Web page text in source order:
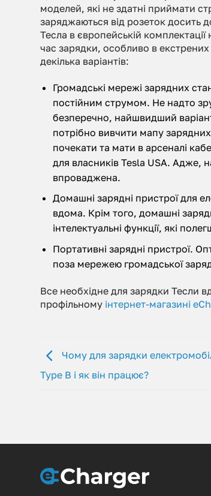
моделей, які не здатні приймати
заряджаються від розеток досить
Тесла в європейській
час зарядки, особливо в
декілька варіантів:
Громадські мережі зарядних
постійним струмом. Не надто
безперечно, найшвидший
потрібно вивчити мапу
почекати та мати в арсеналі
для власників Tesla USA. Адже,
впроваджена.
Домашні зарядні пристрої для
вдома. Крім того, домашні
інтелектуальні функції, які
Портативні зарядні пристрої.
поза мережею громадської
Все необхідне для зарядки Тесли
профільному інтернет-магазині
Чому для зарядки
Type B і як він працює?